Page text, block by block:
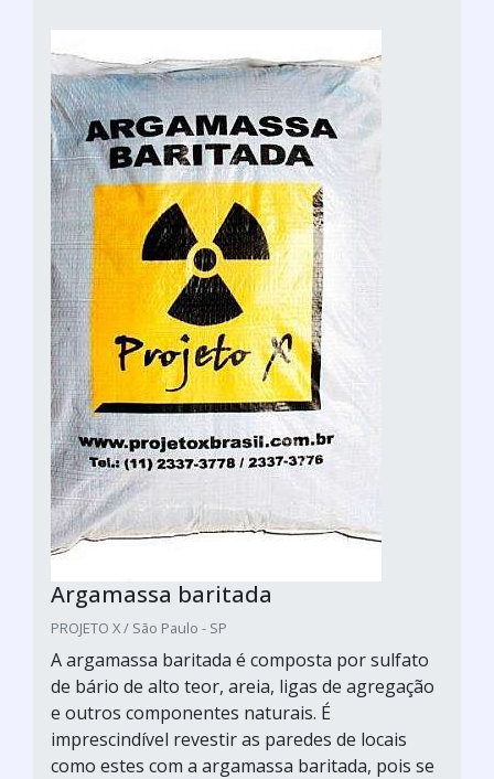
Argamassa baritada
PROJETO X / São Paulo - SP
A argamassa baritada é composta por sulfato
de bário de alto teor, areia, ligas de agregação
e outros componentes naturais. É
imprescindível revestir as paredes de locais
como estes com a argamassa baritada, pois se